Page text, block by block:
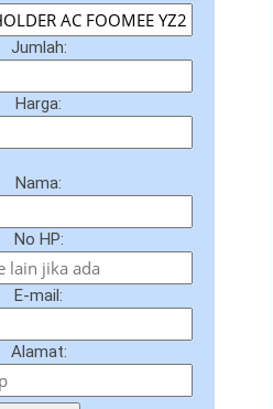
Jumlah:
Harga:
Nama:
No HP:
E-mail:
Alamat: